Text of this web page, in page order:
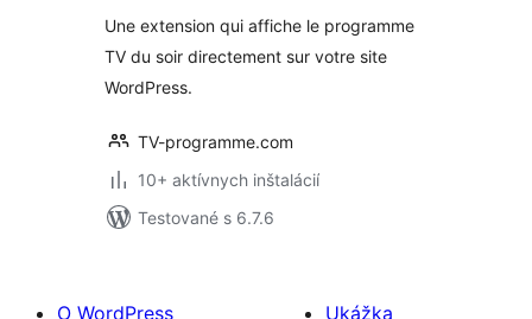
Une extension qui affiche le programme
TV du soir directement sur votre site
WordPress.
TV-programme.com
10+ aktívnych inštalácií
Testované s 6.7.6
O WordPress
Ukážka